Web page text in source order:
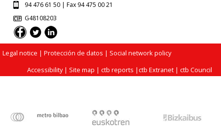
94 476 61 50 | Fax 94 475 00 21
G48108203
Legal notice | Protección de datos | Social network policy
Accessibility| Site map |ctb reports |ctb Extranet |ctb Council